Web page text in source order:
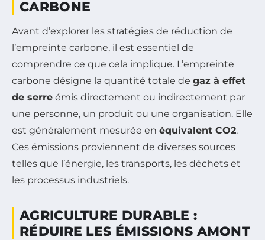
CARBONE
Avant d’explorer les stratégies de réduction de
l’empreinte carbone, il est essentiel de
comprendre ce que cela implique. L’empreinte
carbone désigne la quantité totale de gaz à effet
de serre émis directement ou indirectement par
une personne, un produit ou une organisation. Elle
est généralement mesurée en équivalent CO2.
Ces émissions proviennent de diverses sources
telles que l’énergie, les transports, les déchets et
les processus industriels.
AGRICULTURE DURABLE :
RÉDUIRE LES ÉMISSIONS AMONT